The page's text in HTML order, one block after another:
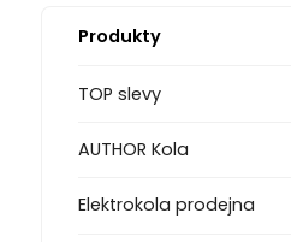
Produkty
TOP slevy
AUTHOR Kola
Elektrokola prodejna